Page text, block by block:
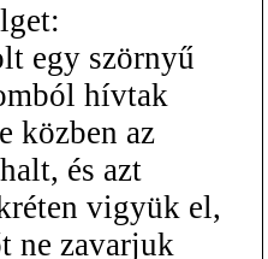
egy szörnyű
hívtak
közben az
és azt
vigyük el,
ne zavarjuk